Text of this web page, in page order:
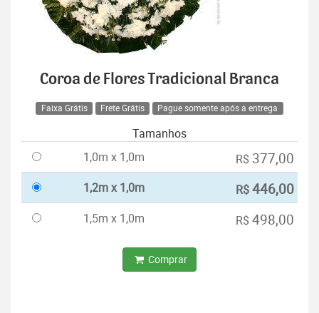
Coroa de Flores Tradicional Branca
Faixa Grátis Frete Grátis Pague somente após a entrega
Tamanhos
1,0m x 1,0m
R$ 377,00
1,2m x 1,0m R$446,00
1,5m x 1,0m R$ 498,00
Comprar